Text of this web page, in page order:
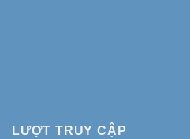
LƯỢT TRUY CẬP